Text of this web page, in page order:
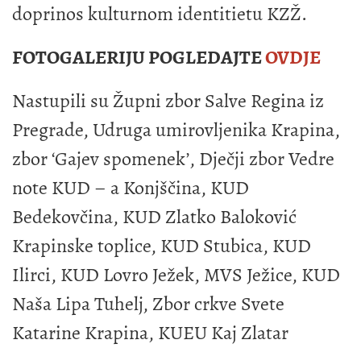
doprinos kulturnom identitietu KZŽ.
FOTOGALERIJU POGLEDAJTEOVDJE
Nastupili su Župni zbor Salve Regina iz
Pregrade, Udruga umirovljenika Krapina,
zbor ‘Gajev spomenek’, Dječji zbor Vedre
note KUD – a Konjščina, KUD
Bedekovčina, KUD Zlatko Baloković
Krapinske toplice, KUD Stubica, KUD
Ilirci, KUD Lovro Ježek, MVS Ježice, KUD
Naša Lipa Tuhelj, Zbor crkve Svete
Katarine Krapina, KUEU Kaj Zlatar